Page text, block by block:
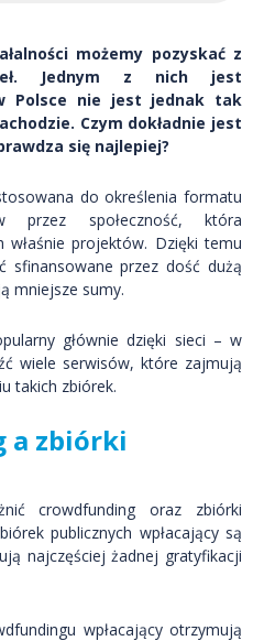
możemy pozyskać z
Jednym z nich jest
Polsce nie jest jednak tak
Czym dokładnie jest
się najlepiej?
do określenia formatu
przez społeczność, która
właśnie projektów. Dzięki temu
sfinansowane przez dość dużą
mniejsze sumy.
głównie dzięki sieci – w
wiele serwisów, które zajmują
takich zbiórek.
a zbiórki
crowdfunding oraz zbiórki
publicznych wpłacający są
najczęściej żadnej gratyfikacji
wpłacający otrzymują